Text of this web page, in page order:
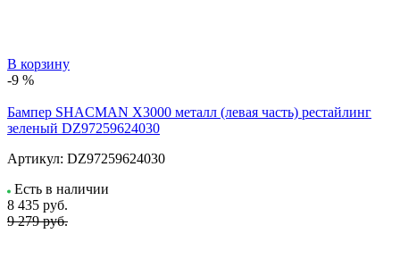
В корзину
-9 %
Бампер SHACMAN X3000 металл (левая часть) рестайлинг
зеленый DZ97259624030
Артикул: DZ97259624030
Есть в наличии
8 435 руб.
9 279 руб.